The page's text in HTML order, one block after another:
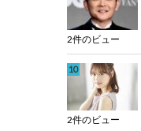
2件のビュー
2件のビュー